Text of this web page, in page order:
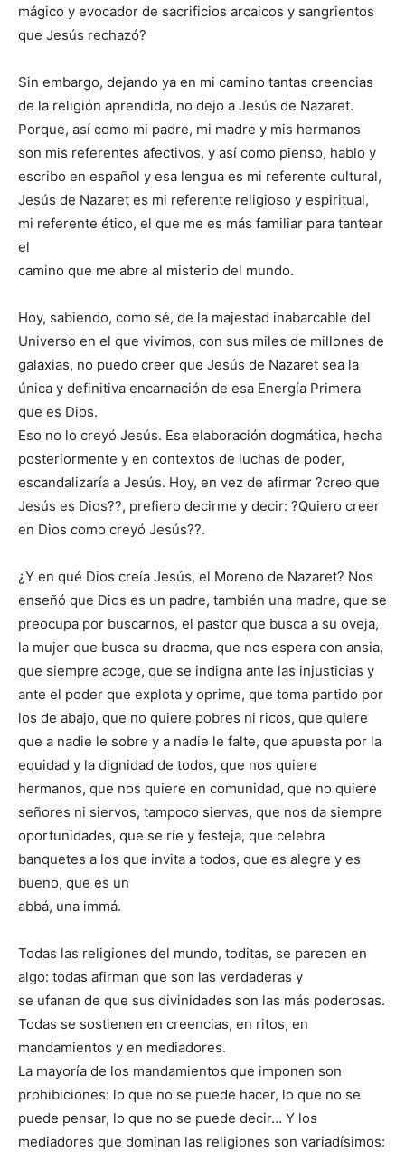
mágico y evocador de sacrificios arcaicos y sangrientos
que Jesús rechazó?
Sin embargo, dejando ya en mi camino tantas creencias
de la religión aprendida, no dejo a Jesús de Nazaret.
Porque, así como mi padre, mi madre y mis hermanos
son mis referentes afectivos, y así como pienso, hablo y
escribo en español y esa lengua es mi referente cultural,
Jesús de Nazaret es mi referente religioso y espiritual,
mi referente ético, el que me es más familiar para tantear
el
camino que me abre al misterio del mundo.
Hoy, sabiendo, como sé, de la majestad inabarcable del
Universo en el que vivimos, con sus miles de millones de
galaxias, no puedo creer que Jesús de Nazaret sea la
única y definitiva encarnación de esa Energía Primera
que es Dios.
Eso no lo creyó Jesús. Esa elaboración dogmática, hecha
posteriormente y en contextos de luchas de poder,
escandalizaría a Jesús. Hoy, en vez de afirmar ?creo que
Jesús es Dios??, prefiero decirme y decir: ?Quiero creer
en Dios como creyó Jesús??.
¿Y en qué Dios creía Jesús, el Moreno de Nazaret? Nos
enseñó que Dios es un padre, también una madre, que se
preocupa por buscarnos, el pastor que busca a su oveja,
la mujer que busca su dracma, que nos espera con ansia,
que siempre acoge, que se indigna ante las injusticias y
ante el poder que explota y oprime, que toma partido por
los de abajo, que no quiere pobres ni ricos, que quiere
que a nadie le sobre y a nadie le falte, que apuesta por la
equidad y la dignidad de todos, que nos quiere
hermanos, que nos quiere en comunidad, que no quiere
señores ni siervos, tampoco siervas, que nos da siempre
oportunidades, que se ríe y festeja, que celebra
banquetes a los que invita a todos, que es alegre y es
bueno, que es un
abbá, una immá.
Todas las religiones del mundo, toditas, se parecen en
algo: todas afirman que son las verdaderas y
se ufanan de que sus divinidades son las más poderosas.
Todas se sostienen en creencias, en ritos, en
mandamientos y en mediadores.
La mayoría de los mandamientos que imponen son
prohibiciones: lo que no se puede hacer, lo que no se
puede pensar, lo que no se puede decir… Y los
mediadores que dominan las religiones son variadísimos: